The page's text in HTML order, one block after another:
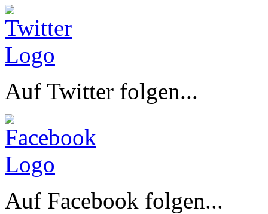
Auf Twitter folgen...
Auf Facebook folgen...